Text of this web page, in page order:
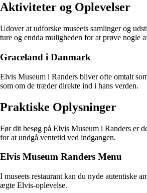
Aktiviteter og Oplevelser
Udover at udforske museets samlinger og
ture og endda muligheden for at prøve nogle
Graceland i Danmark
Elvis Museum i Randers bliver ofte omtalt
som om de træder direkte ind i hans verden.
Praktiske Oplysninger
Før dit besøg på Elvis Museum i Randers er
for at undgå ventetid ved indgangen.
Elvis Museum Randers Menu
I museets restaurant kan du nyde autentiske
ægte Elvis-oplevelse.